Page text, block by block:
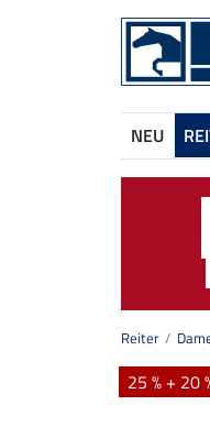
NEU
Reiter
25 % + 20